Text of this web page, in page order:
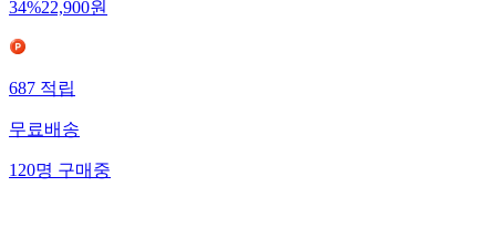
34%22,900원
687적립
무료배송
120명구매중